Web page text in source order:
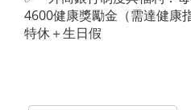
4600健康獎勵金（需達健康
特休＋生日假